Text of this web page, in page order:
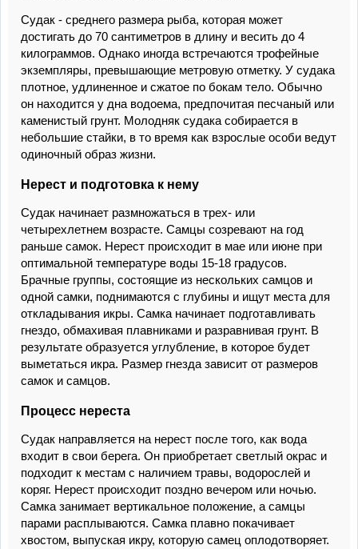
Судак - среднего размера рыба, которая может
достигать до 70 сантиметров в длину и весить до 4
килограммов. Однако иногда встречаются трофейные
экземпляры, превышающие метровую отметку. У судака
плотное, удлиненное и сжатое по бокам тело. Обычно
он находится у дна водоема, предпочитая песчаный или
каменистый грунт. Молодняк судака собирается в
небольшие стайки, в то время как взрослые особи ведут
одиночный образ жизни.
Нерест и подготовка к нему
Судак начинает размножаться в трех- или
четырехлетнем возрасте. Самцы созревают на год
раньше самок. Нерест происходит в мае или июне при
оптимальной температуре воды 15-18 градусов.
Брачные группы, состоящие из нескольких самцов и
одной самки, поднимаются с глубины и ищут места для
откладывания икры. Самка начинает подготавливать
гнездо, обмахивая плавниками и разравнивая грунт. В
результате образуется углубление, в которое будет
выметаться икра. Размер гнезда зависит от размеров
самок и самцов.
Процесс нереста
Судак направляется на нерест после того, как вода
входит в свои берега. Он приобретает светлый окрас и
подходит к местам с наличием травы, водорослей и
коряг. Нерест происходит поздно вечером или ночью.
Самка занимает вертикальное положение, а самцы
парами расплываются. Самка плавно покачивает
хвостом, выпуская икру, которую самец оплодотворяет.